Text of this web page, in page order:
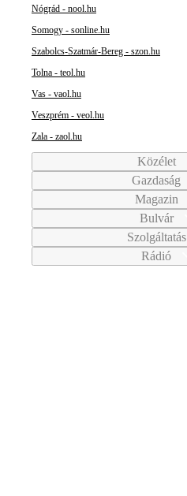
Nógrád - nool.hu
Somogy - sonline.hu
Szabolcs-Szatmár-Bereg - szon.hu
Tolna - teol.hu
Vas - vaol.hu
Veszprém - veol.hu
Zala - zaol.hu
Közélet
Gazdaság
Magazin
Bulvár
Szolgáltatás
Rádió